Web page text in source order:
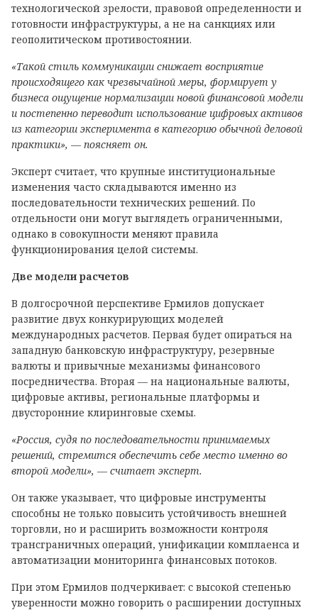
технологической зрелости, правовой определенности и
готовности инфраструктуры, а не на санкциях или
геополитическом противостоянии.
«Такой стиль коммуникации снижает восприятие
происходящего как чрезвычайной меры, формирует у
бизнеса ощущение нормализации новой финансовой модели
и постепенно переводит использование цифровых активов
из категории эксперимента в категорию обычной деловой
практики», — поясняет он.
Эксперт считает, что крупные институциональные
изменения часто складываются именно из
последовательности технических решений. По
отдельности они могут выглядеть ограниченными,
однако в совокупности меняют правила
функционирования целой системы.
Две модели расчетов
В долгосрочной перспективе Ермилов допускает
развитие двух конкурирующих моделей
международных расчетов. Первая будет опираться на
западную банковскую инфраструктуру, резервные
валюты и привычные механизмы финансового
посредничества. Вторая — на национальные валюты,
цифровые активы, региональные платформы и
двусторонние клиринговые схемы.
«Россия, судя по последовательности принимаемых
решений, стремится обеспечить себе место именно во
второй модели», — считает эксперт.
Он также указывает, что цифровые инструменты
способны не только повысить устойчивость внешней
торговли, но и расширить возможности контроля
трансграничных операций, унификации комплаенса и
автоматизации мониторинга финансовых потоков.
При этом Ермилов подчеркивает: с высокой степенью
уверенности можно говорить о расширении доступных